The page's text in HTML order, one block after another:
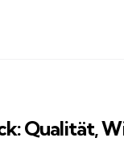
Qualität,